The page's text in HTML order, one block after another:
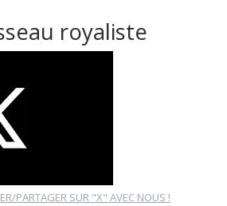
royaliste
PARTAGER SUR "X" AVEC NOUS !